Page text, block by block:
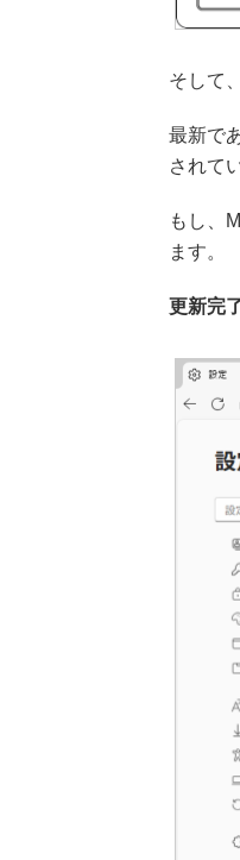
そして
最新で
されて
もし、
ます。
更新完